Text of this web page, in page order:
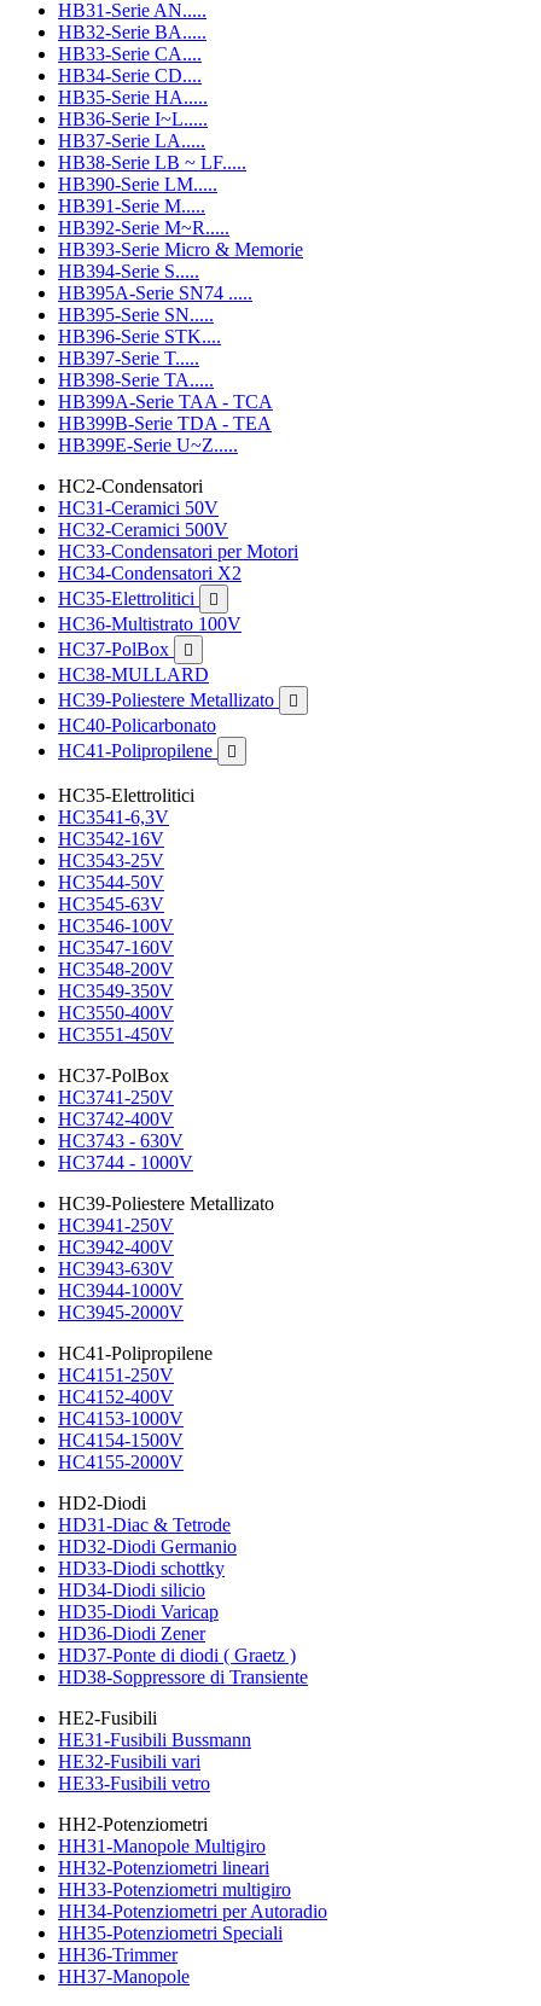
HB31-Serie AN.....
HB32-Serie BA.....
HB33-Serie CA....
HB34-Serie CD....
HB35-Serie HA.....
HB36-Serie I~L.....
HB37-Serie LA.....
HB38-Serie LB ~ LF.....
HB390-Serie LM.....
HB391-Serie M.....
HB392-Serie M~R.....
HB393-Serie Micro & Memorie
HB394-Serie S.....
HB395A-Serie SN74 .....
HB395-Serie SN.....
HB396-Serie STK....
HB397-Serie T.....
HB398-Serie TA.....
HB399A-Serie TAA - TCA
HB399B-Serie TDA - TEA
HB399E-Serie U~Z.....
HC2-Condensatori
HC31-Ceramici 50V
HC32-Ceramici 500V
HC33-Condensatori per Motori
HC34-Condensatori X2
HC35-Elettrolitici

HC36-Multistrato 100V
HC37-PolBox

HC38-MULLARD
HC39-Poliestere Metallizato

HC40-Policarbonato
HC41-Polipropilene

HC35-Elettrolitici
HC3541-6,3V
HC3542-16V
HC3543-25V
HC3544-50V
HC3545-63V
HC3546-100V
HC3547-160V
HC3548-200V
HC3549-350V
HC3550-400V
HC3551-450V
HC37-PolBox
HC3741-250V
HC3742-400V
HC3743 - 630V
HC3744 - 1000V
HC39-Poliestere Metallizato
HC3941-250V
HC3942-400V
HC3943-630V
HC3944-1000V
HC3945-2000V
HC41-Polipropilene
HC4151-250V
HC4152-400V
HC4153-1000V
HC4154-1500V
HC4155-2000V
HD2-Diodi
HD31-Diac & Tetrode
HD32-Diodi Germanio
HD33-Diodi schottky
HD34-Diodi silicio
HD35-Diodi Varicap
HD36-Diodi Zener
HD37-Ponte di diodi ( Graetz )
HD38-Soppressore di Transiente
HE2-Fusibili
HE31-Fusibili Bussmann
HE32-Fusibili vari
HE33-Fusibili vetro
HH2-Potenziometri
HH31-Manopole Multigiro
HH32-Potenziometri lineari
HH33-Potenziometri multigiro
HH34-Potenziometri per Autoradio
HH35-Potenziometri Speciali
HH36-Trimmer
HH37-Manopole